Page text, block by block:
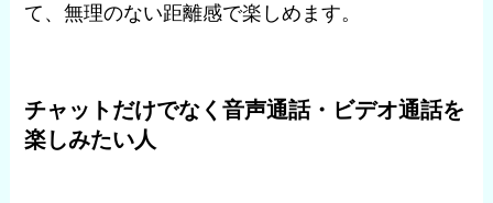
て、無理のない距離感で楽しめます。
チャットだけでなく音声通話・ビデオ通話を
楽しみたい人